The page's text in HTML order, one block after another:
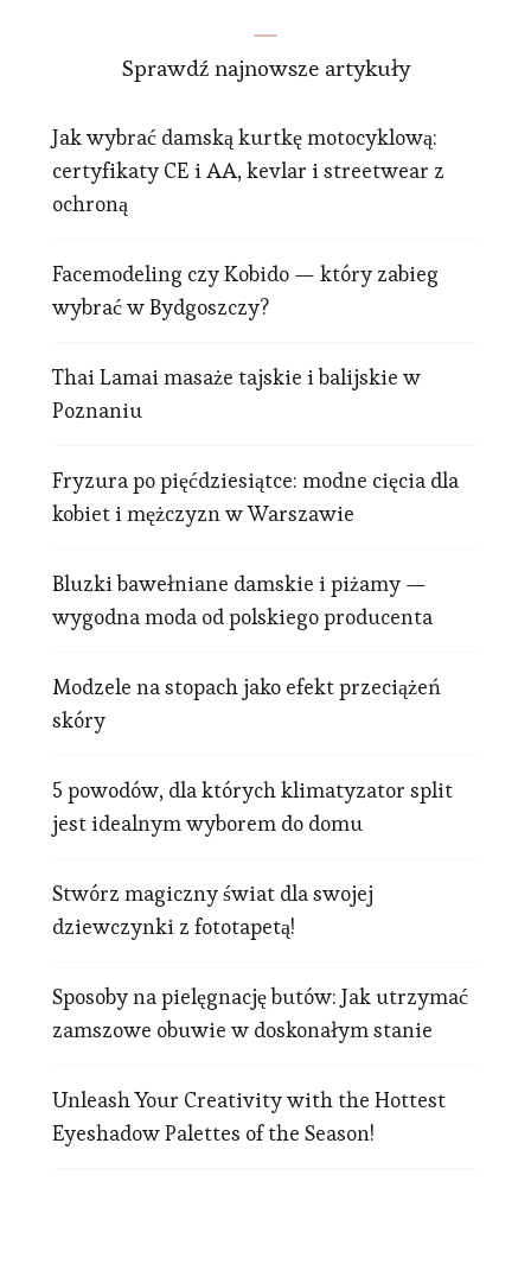
Sprawdź najnowsze artykuły
Jak wybrać damską kurtkę motocyklową:
certyfikaty CE i AA, kevlar i streetwear z
ochroną
Facemodeling czy Kobido — który zabieg
wybrać w Bydgoszczy?
Thai Lamai masaże tajskie i balijskie w
Poznaniu
Fryzura po pięćdziesiątce: modne cięcia dla
kobiet i mężczyzn w Warszawie
Bluzki bawełniane damskie i piżamy —
wygodna moda od polskiego producenta
Modzele na stopach jako efekt przeciążeń
skóry
5 powodów, dla których klimatyzator split
jest idealnym wyborem do domu
Stwórz magiczny świat dla swojej
dziewczynki z fototapetą!
Sposoby na pielęgnację butów: Jak utrzymać
zamszowe obuwie w doskonałym stanie
Unleash Your Creativity with the Hottest
Eyeshadow Palettes of the Season!